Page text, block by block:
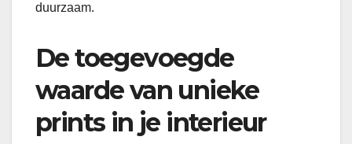
duurzaam.
De toegevoegde
waarde van unieke
prints in je interieur